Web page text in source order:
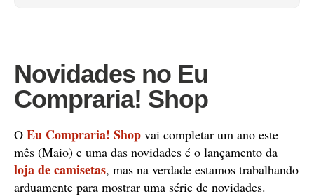
Novidades no Eu
Compraria! Shop
O Eu Compraria! Shop vai completar um ano este
mês (Maio) e uma das novidades é o lançamento da
loja de camisetas, mas na verdade estamos trabalhando
arduamente para mostrar uma série de novidades.